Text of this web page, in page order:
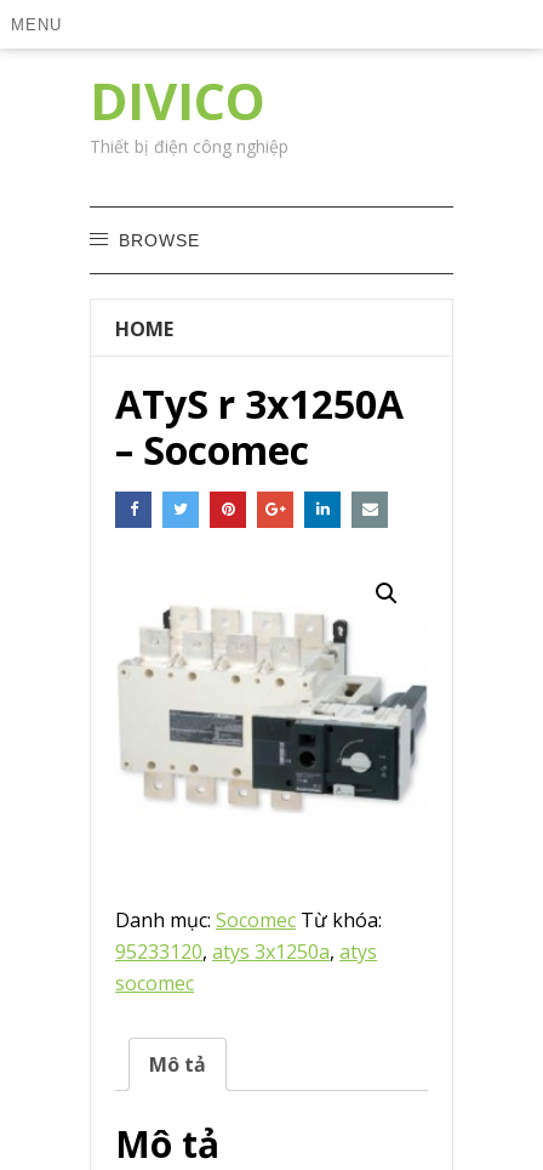
MENU
DIVICO
Thiết bị điện công nghiệp
BROWSE
HOME
ATyS r 3x1250A
– Socomec
Danh mục: Socomec Từ khóa:
95233120, atys 3x1250a, atys
socomec
Mô tả
Mô tả